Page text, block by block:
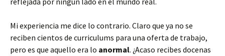
Mi experiencia me dice lo contrario. Claro que ya no se
reciben cientos de curriculums para una oferta de trabajo,
pero es que aquello era lo anormal. ¿Acaso recibes docenas